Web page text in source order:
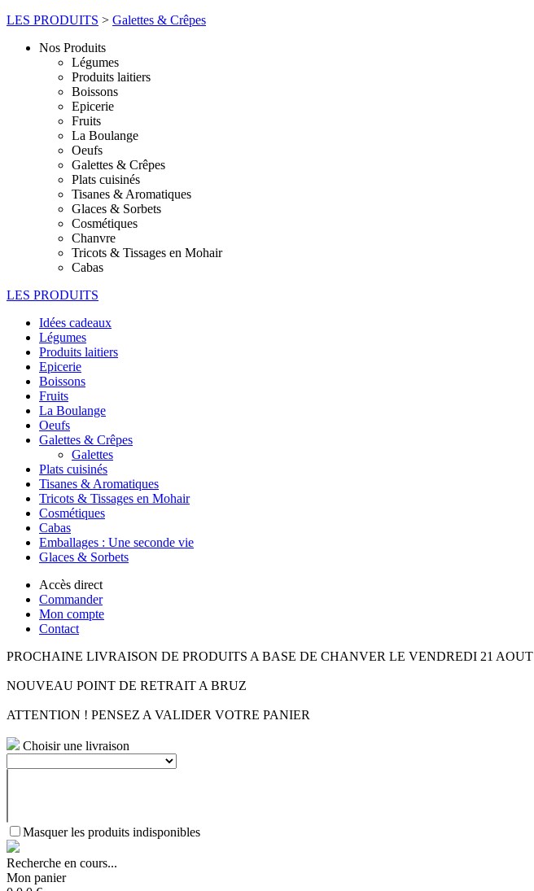
LES PRODUITS > Galettes & Crêpes
Nos Produits
Légumes
Produits laitiers
Boissons
Epicerie
Fruits
La Boulange
Oeufs
Galettes & Crêpes
Plats cuisinés
Tisanes & Aromatiques
Glaces & Sorbets
Cosmétiques
Chanvre
Tricots & Tissages en Mohair
Cabas
LES PRODUITS
Idées cadeaux
Légumes
Produits laitiers
Epicerie
Boissons
Fruits
La Boulange
Oeufs
Galettes & Crêpes
Galettes
Plats cuisinés
Tisanes & Aromatiques
Tricots & Tissages en Mohair
Cosmétiques
Cabas
Emballages : Une seconde vie
Glaces & Sorbets
Accès direct
Commander
Mon compte
Contact
PROCHAINE LIVRAISON DE PRODUITS A BASE DE CHANVER LE VENDREDI 21 AOUT
NOUVEAU POINT DE RETRAIT A BRUZ
ATTENTION ! PENSEZ A VALIDER VOTRE PANIER
Choisir une livraison
Masquer les produits indisponibles
Recherche en cours...
Mon panier